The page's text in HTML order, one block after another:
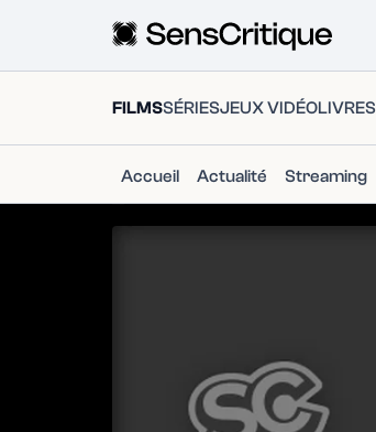
FILMSSÉRIESJEUX VIDÉOLIVRES
Accueil Actualité Streaming